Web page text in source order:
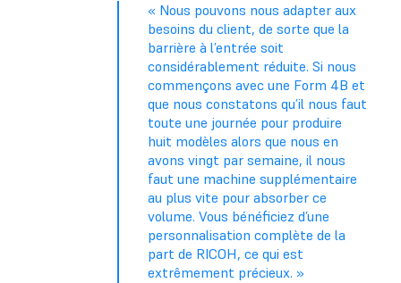
« Nous pouvons nous adapter aux
besoins du client, de sorte que la
barrière à l’entrée soit
considérablement réduite. Si nous
commençons avec une Form 4B et
que nous constatons qu’il nous faut
toute une journée pour produire
huit modèles alors que nous en
avons vingt par semaine, il nous
faut une machine supplémentaire
au plus vite pour absorber ce
volume. Vous bénéficiez d’une
personnalisation complète de la
part de RICOH, ce qui est
extrêmement précieux. »